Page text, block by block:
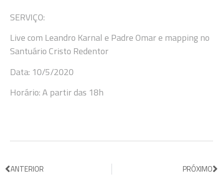
SERVIÇO:
Live com Leandro Karnal e Padre Omar e mapping no
Santuário Cristo Redentor
Data: 10/5/2020
Horário: A partir das 18h
ANTERIOR PRÓXIMO